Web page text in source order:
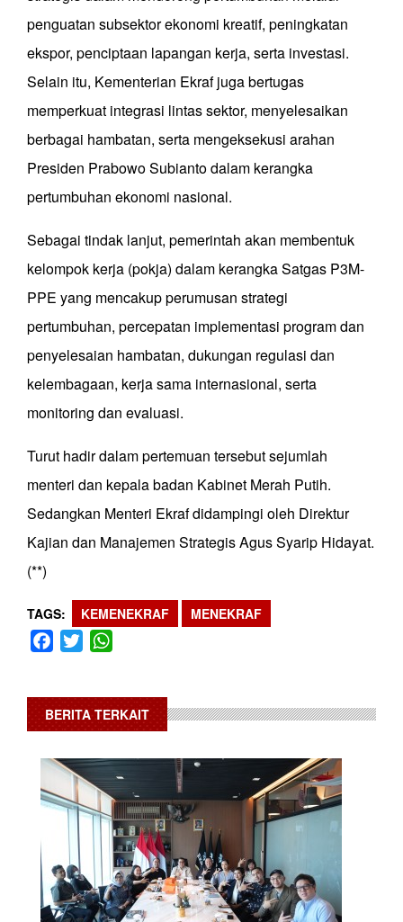
penguatan subsektor ekonomi kreatif, peningkatan
ekspor, penciptaan lapangan kerja, serta investasi.
Selain itu, Kementerian Ekraf juga bertugas
memperkuat integrasi lintas sektor, menyelesaikan
berbagai hambatan, serta mengeksekusi arahan
Presiden Prabowo Subianto dalam kerangka
pertumbuhan ekonomi nasional.
Sebagai tindak lanjut, pemerintah akan membentuk
kelompok kerja (pokja) dalam kerangka Satgas P3M-
PPE yang mencakup perumusan strategi
pertumbuhan, percepatan implementasi program dan
penyelesaian hambatan, dukungan regulasi dan
kelembagaan, kerja sama internasional, serta
monitoring dan evaluasi.
Turut hadir dalam pertemuan tersebut sejumlah
menteri dan kepala badan Kabinet Merah Putih.
Sedangkan Menteri Ekraf didampingi oleh Direktur
Kajian dan Manajemen Strategis Agus Syarip Hidayat.
(**)
TAGS KEMENEKRAF MENEKRAF
Facebook
Twitter
BERITA TERKAIT